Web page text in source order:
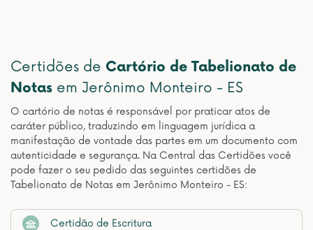
Certidões de Cartório de Tabelionato de
Notas em Jerônimo Monteiro - ES
O cartório de notas é responsável por praticar atos de
caráter público, traduzindo em linguagem jurídica a
manifestação de vontade das partes em um documento com
autenticidade e segurança. Na Central das Certidões você
pode fazer o seu pedido das seguintes certidões de
Tabelionato de Notas em Jerônimo Monteiro - ES:
Certidão de Escritura